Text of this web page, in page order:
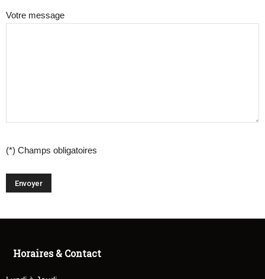
Votre message
(*) Champs obligatoires
Horaires & Contact